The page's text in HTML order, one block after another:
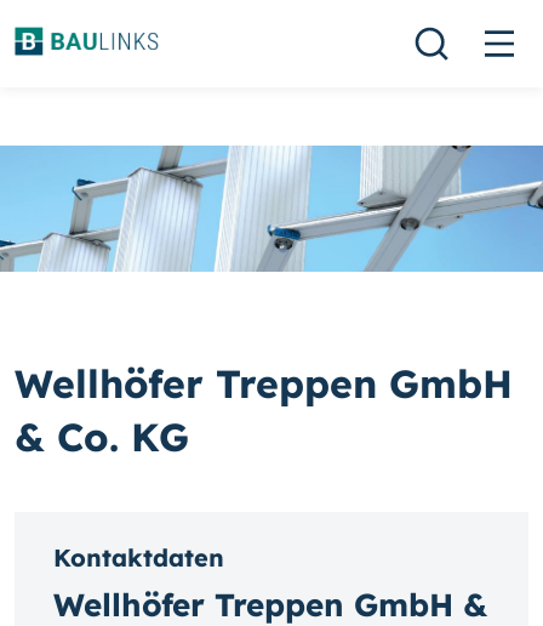
Wellhöfer Treppen GmbH
& Co. KG
Kontaktdaten
Wellhöfer Treppen GmbH &